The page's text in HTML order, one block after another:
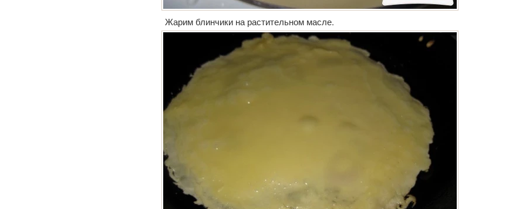
Жарим блинчики на растительном масле.